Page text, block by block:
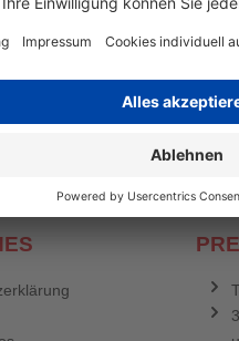
&
Newsletter!
Druckerzubehör.de-